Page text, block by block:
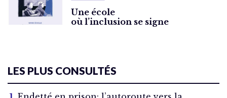
Une école
où l’inclusion se signe
LES PLUS CONSULTÉS